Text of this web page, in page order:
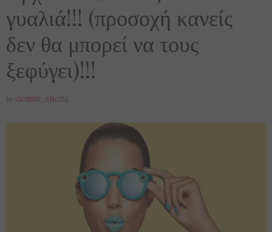
γυαλιά!!! (προσοχή κανείς
δεν θα μπορεί να τους
ξεφύγει)!!!
by GOSSIP_ANGEL